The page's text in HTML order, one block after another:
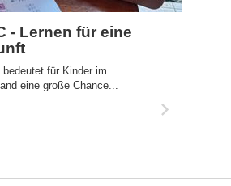
- Lernen für eine
für Kinder im
eine große Chance...